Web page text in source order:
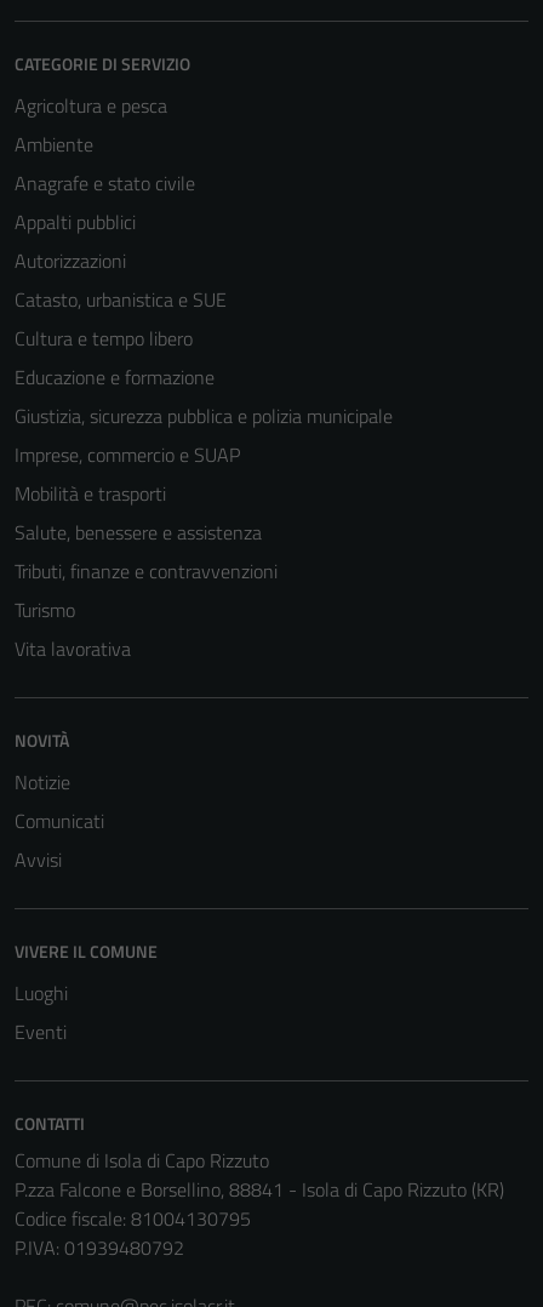
CATEGORIE DI SERVIZIO
Agricoltura e pesca
Ambiente
Anagrafe e stato civile
Appalti pubblici
Autorizzazioni
Catasto, urbanistica e SUE
Cultura e tempo libero
Educazione e formazione
Giustizia, sicurezza pubblica e polizia municipale
Imprese, commercio e SUAP
Mobilità e trasporti
Salute, benessere e assistenza
Tributi, finanze e contravvenzioni
Turismo
Vita lavorativa
NOVITÀ
Notizie
Comunicati
Avvisi
VIVERE IL COMUNE
Luoghi
Eventi
CONTATTI
Comune di Isola di Capo Rizzuto
P.zza Falcone e Borsellino, 88841 - Isola di Capo Rizzuto (KR)
Codice fiscale: 81004130795
P.IVA: 01939480792